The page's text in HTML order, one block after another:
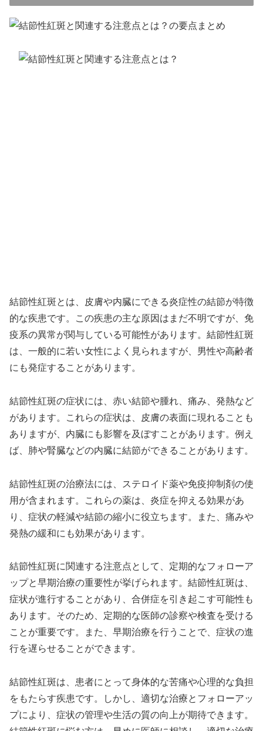
結節性紅斑とは、皮膚や内臓にできる炎症性の結節が特徴
的な疾患です。この疾患の主な原因はまだ不明ですが、免
疫系の異常が関与している可能性があります。結節性紅斑
は、一般的に若い女性によく見られますが、男性や高齢者
にも発症することがあります。
結節性紅斑の症状には、赤い結節や腫れ、痛み、発熱など
があります。これらの症状は、皮膚の表面に現れることも
ありますが、内臓にも影響を及ぼすことがあります。例え
ば、肺や腎臓などの内臓に結節ができることがあります。
結節性紅斑の治療法には、ステロイド薬や免疫抑制剤の使
用が含まれます。これらの薬は、炎症を抑える効果があ
り、症状の軽減や結節の縮小に役立ちます。また、痛みや
発熱の緩和にも効果があります。
結節性紅斑に関連する注意点として、定期的なフォローア
ップと早期治療の重要性が挙げられます。結節性紅斑は、
症状が進行することがあり、合併症を引き起こす可能性も
あります。そのため、定期的な医師の診察や検査を受ける
ことが重要です。また、早期治療を行うことで、症状の進
行を遅らせることができます。
結節性紅斑は、患者にとって身体的な苦痛や心理的な負担
をもたらす疾患です。しかし、適切な治療とフォローアッ
プにより、症状の管理や生活の質の向上が期待できます。